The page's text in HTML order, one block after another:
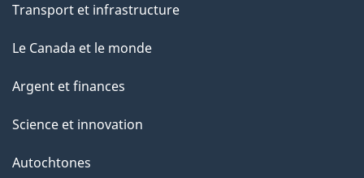
Transport et infrastructure
Le Canada et le monde
Argent et finances
Science et innovation
Autochtones